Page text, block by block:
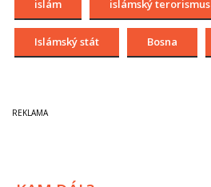
islám islámský terorismus
Islámský stát Bosna